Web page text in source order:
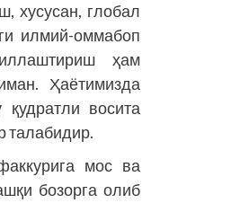
хусусан, глобал
илмий-оммабоп
ҳам
Ҳаётимизда
восита
талабидир.
мос ва
бозорга олиб